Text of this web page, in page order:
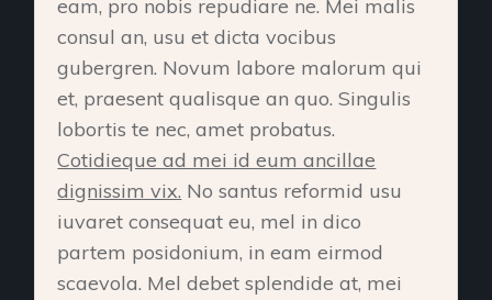
eam, pro nobis repudiare ne. Mei malis
consul an, usu et dicta vocibus
gubergren. Novum labore malorum qui
et, praesent qualisque an quo. Singulis
lobortis te nec, amet probatus.
Cotidieque ad mei id eum ancillae
dignissim vix. No santus reformid usu
iuvaret consequat eu, mel in dico
partem posidonium, in eam eirmod
scaevola. Mel debet splendide at, mei